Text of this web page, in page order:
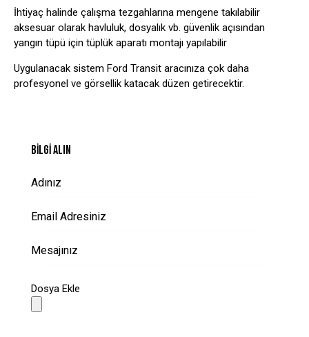
İhtiyaç halinde çalışma tezgahlarına mengene takılabilir
aksesuar olarak havluluk, dosyalık vb. güvenlik açısından
yangın tüpü için tüplük aparatı montajı yapılabilir
Uygulanacak sistem Ford Transit aracınıza çok daha
profesyonel ve görsellik katacak düzen getirecektir.
BILGI ALIN
Dosya Ekle